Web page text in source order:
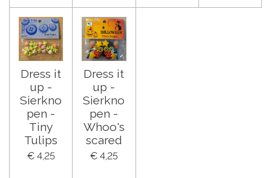
Dress it
up -
Sierkno
pen -
Tiny
Tulips
€ 4,25
Dress it
up -
Sierkno
pen -
Whoo's
scared
€ 4,25